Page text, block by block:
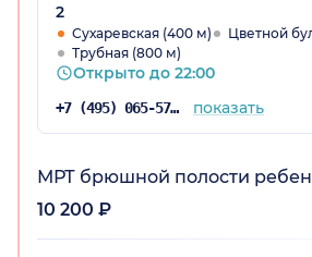
2
Сухаревская (400 м)
Цветной
Трубная (800 м)
Открыто до 22:00
+7 (495) 065-57-73 показать
МРТ брюшной полости
10 200 ₽